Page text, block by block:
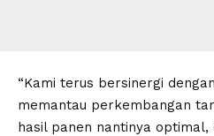
“Kami terus bersinergi
memantau perkembangan
hasil panen nantinya